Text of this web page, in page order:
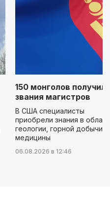
150 монголов
звания магистров
В США специалисты
приобрели знания в
геологии, горной добычи и
медицины
06.08.2026 в 12:46